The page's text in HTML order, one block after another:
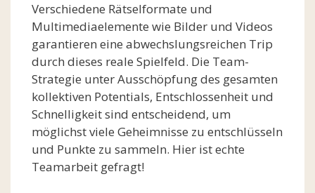
Verschiedene Rätselformate und
Multimediaelemente wie Bilder und Videos
garantieren eine abwechslungsreichen Trip
durch dieses reale Spielfeld. Die Team-
Strategie unter Ausschöpfung des gesamten
kollektiven Potentials, Entschlossenheit und
Schnelligkeit sind entscheidend, um
möglichst viele Geheimnisse zu entschlüsseln
und Punkte zu sammeln. Hier ist echte
Teamarbeit gefragt!